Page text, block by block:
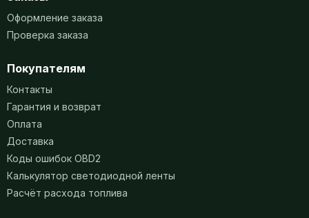
Оформление заказа
Проверка заказа
Покупателям
Контакты
Гарантия и возврат
Оплата
Доставка
Коды ошибок OBD2
Калькулятор светодиодной ленты
Расчёт расхода топлива